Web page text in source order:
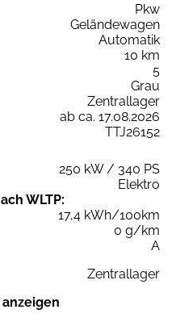
Pkw
Geländewagen
Automatik
10 km
5
Grau
Zentrallager
ab ca. 17.08.2026
TTJ26152
250 kW / 340 PS
Elektro
WLTP:
17,4 kWh/100km
0 g/km
A
Zentrallager